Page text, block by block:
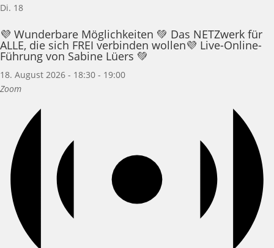
Di. 18
💜 Wunderbare Möglichkeiten 💚 Das NETZwerk für
ALLE, die sich FREI verbinden wollen💜 Live-Online-
Führung von Sabine Lüers 💚
18. August 2026 - 18:30 - 19:00
Zoom